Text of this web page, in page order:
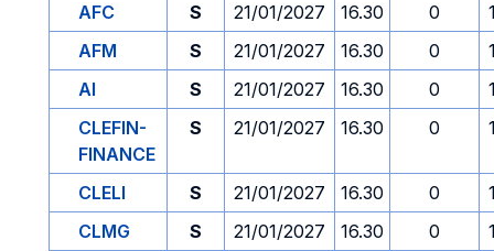
AFC
S 21/01/2027 16.30 0
AFM
S 21/01/2027 16.30 0
AI
S 21/01/2027 16.30 0
CLEFIN-
FINANCE
S 21/01/2027 16.30 0
CLELI S 21/01/2027 16.30 0
CLMG
S 21/01/2027 16.30 0